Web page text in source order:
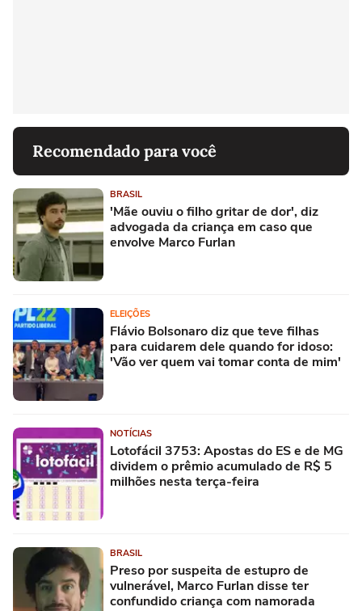
Recomendado para você
BRASIL
'Mãe ouviu o filho gritar de dor', diz
advogada da criança em caso que
envolve Marco Furlan
ELEIÇÕES
Flávio Bolsonaro diz que teve filhas
para cuidarem dele quando for idoso:
'Vão ver quem vai tomar conta de mim'
NOTÍCIAS
Lotofácil 3753: Apostas do ES e de MG
dividem o prêmio acumulado de R$ 5
milhões nesta terça-feira
BRASIL
Preso por suspeita de estupro de
vulnerável, Marco Furlan disse ter
confundido criança com namorada